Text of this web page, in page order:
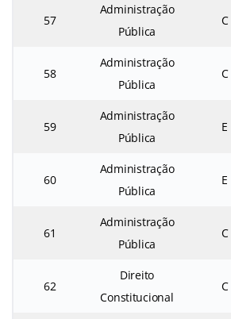
57
Administração
Pública
C
58
Administração
Pública
C
59
Administração
Pública
E
60
Administração
Pública
E
61
Administração
Pública
C
62
Direito
Constitucional
C